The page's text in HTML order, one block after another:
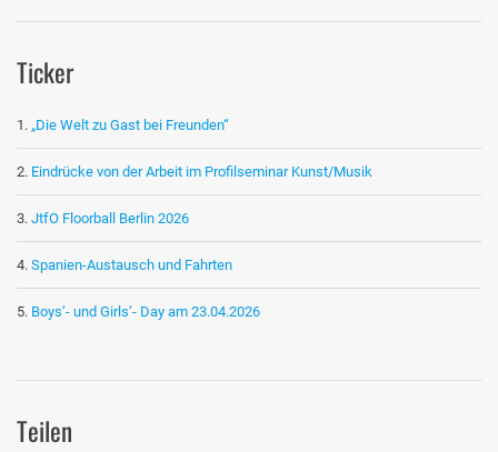
Ticker
„Die Welt zu Gast bei Freunden“
Eindrücke von der Arbeit im Profilseminar Kunst/Musik
JtfO Floorball Berlin 2026
Spanien-Austausch und Fahrten
Boys‘- und Girls‘- Day am 23.04.2026
Teilen